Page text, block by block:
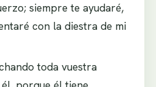
siempre te ayudaré,
con la diestra de mi
toda vuestra